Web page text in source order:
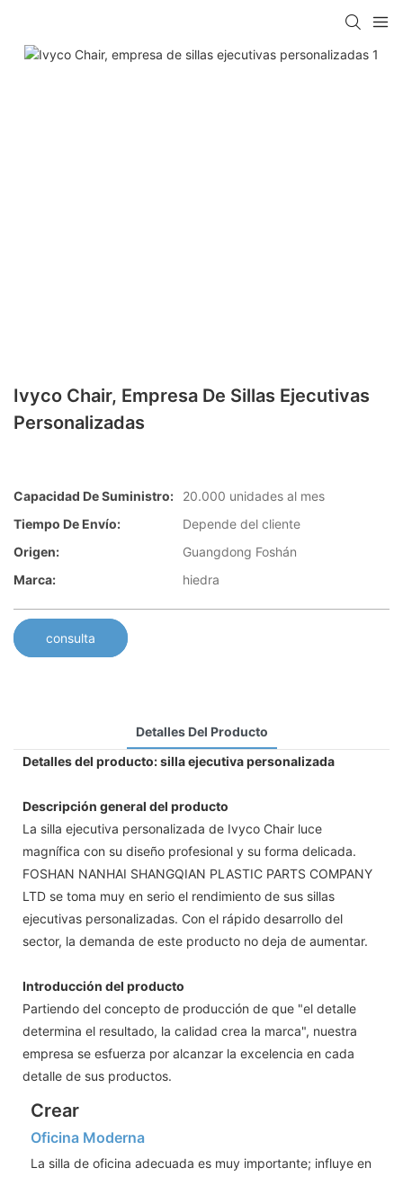
Ivyco Chair, Empresa De Sillas Ejecutivas
Personalizadas
Capacidad De Suministro:
20.000 unidades al mes
Tiempo De Envío:
Depende del cliente
Origen:
Guangdong Foshán
Marca:
hiedra
consulta
Detalles Del Producto
Detalles del producto: silla ejecutiva personalizada
Descripción general del producto
La silla ejecutiva personalizada de Ivyco Chair luce
magnífica con su diseño profesional y su forma delicada.
FOSHAN NANHAI SHANGQIAN PLASTIC PARTS COMPANY
LTD se toma muy en serio el rendimiento de sus sillas
ejecutivas personalizadas. Con el rápido desarrollo del
sector, la demanda de este producto no deja de aumentar.
Introducción del producto
Partiendo del concepto de producción de que "el detalle
determina el resultado, la calidad crea la marca", nuestra
empresa se esfuerza por alcanzar la excelencia en cada
detalle de sus productos.
Crear
Oficina Moderna
La silla de oficina adecuada es muy importante; influye en